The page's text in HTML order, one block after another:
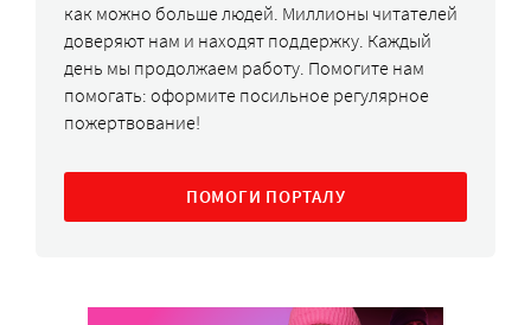
как можно больше людей. Миллионы читателей
доверяют нам и находят поддержку. Каждый
день мы продолжаем работу. Помогите нам
помогать: оформите посильное регулярное
пожертвование!
ПОМОГИ ПОРТАЛУ